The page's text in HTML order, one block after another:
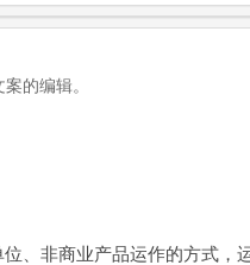
的编辑。
、非商业产品运作的方式，